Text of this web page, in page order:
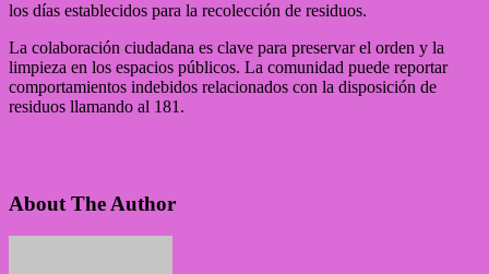
los días establecidos para la recolección de residuos.
La colaboración ciudadana es clave para preservar el orden y la
limpieza en los espacios públicos. La comunidad puede reportar
comportamientos indebidos relacionados con la disposición de
residuos llamando al 181.
About The Author